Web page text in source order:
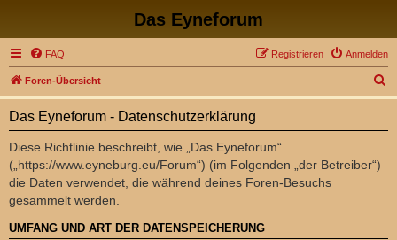
Das Eyneforum
FAQ Anmelden
Registrieren
Foren-Übersicht
u
Das Eyneforum - Datenschutzerklärung
Diese Richtlinie beschreibt, wie „Das Eyneforum“
(„https://www.eyneburg.eu/Forum“) (im Folgenden „der Betreiber“)
die Daten verwendet, die während deines Foren-Besuchs
gesammelt werden.
UMFANG UND ART DER DATENSPEICHERUNG